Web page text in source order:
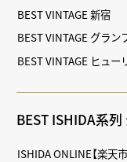
BEST VINTAGE 新宿
BEST VINTAGE グラン
BEST VINTAGE ヒュ
BEST ISHIDA系
ISHIDA ONLINE【楽天市